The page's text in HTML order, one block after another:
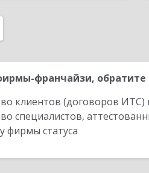
франчайзи, обратите
клиентов (договоров
специалистов,
фирмы статуса